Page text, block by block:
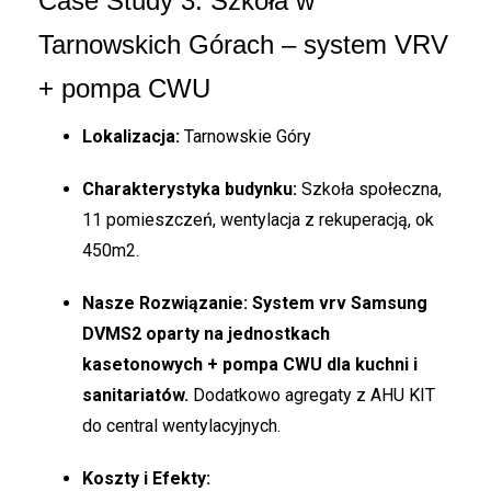
Tarnowskich Górach – system VRV
+ pompa CWU
Lokalizacja: Tarnowskie Góry
Charakterystyka budynku: Szkoła społeczna,
11 pomieszczeń, wentylacja z rekuperacją, ok
450m2.
Nasze Rozwiązanie: System vrv Samsung
DVMS2 oparty na jednostkach
kasetonowych + pompa CWU dla kuchni i
sanitariatów. Dodatkowo agregaty z AHU KIT
do central wentylacyjnych.
Koszty i Efekty: